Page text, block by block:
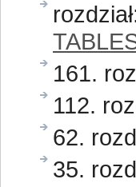
161.
112.
62.
35.